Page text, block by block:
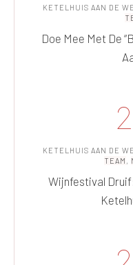
KETELHUIS AAN DE
Doe Mee Met De
KETELHUIS AAN DE
TEAM ,
Wijnfestival